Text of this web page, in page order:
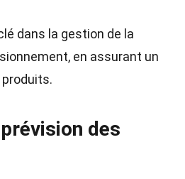
dans la gestion de la
en assurant un
des